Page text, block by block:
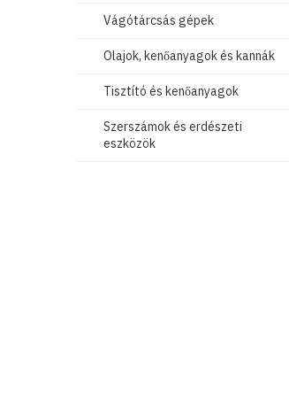
Vágótárcsás gépek
Olajok, kenőanyagok és kannák
Tisztító és kenőanyagok
Szerszámok és erdészeti
eszközök